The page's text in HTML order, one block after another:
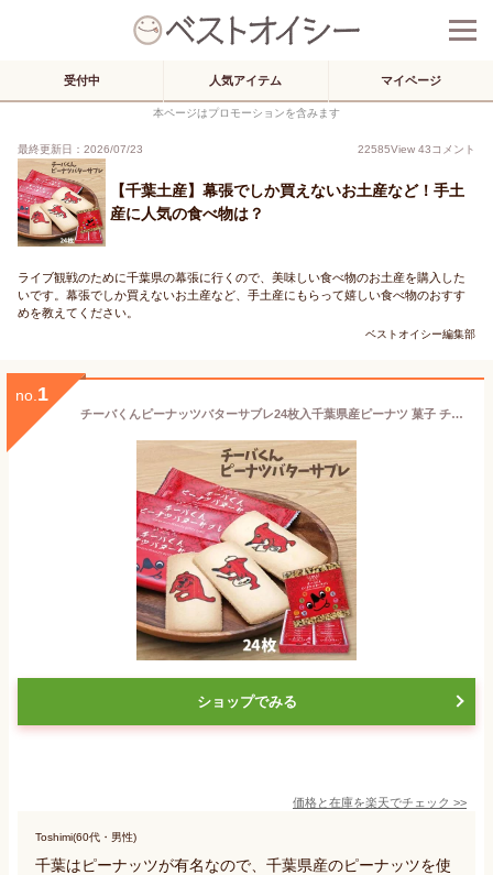
受付中 人気アイテム マイページ
本ページはプロモーションを含みます
最終更新日：2026/07/23 22585View 43コメント
【千葉土産】幕張でしか買えないお土産など！手土
産に人気の食べ物は？
ライブ観戦のために千葉県の幕張に行くので、美味しい食べ物のお土産を購入した
いです。幕張でしか買えないお土産など、手土産にもらって嬉しい食べ物のおすす
めを教えてください。
ベストオイシー編集部
no. 1
チーバくんピーナッツバターサブレ24枚入千葉県産ピーナツ 菓子 チーバくん クッキー 焼き菓子 千葉 お土産 ご当地 お取寄せ ゆるキャラ 千葉 ご当地 グルメ お土産
ショップでみる
価格と在庫を楽天でチェック >>
Toshimi(60代・男性)
千葉はピーナッツが有名なので、千葉県産のピーナッツを使